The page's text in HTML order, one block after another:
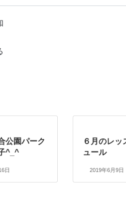
公園パーク
^_^
日
６月のレッ
ュール
2019年6月9日